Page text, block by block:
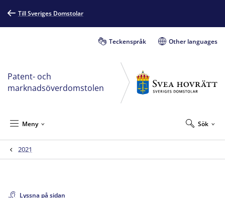
Till Sveriges Domstolar
Teckenspråk Other languages
Patent- och
marknadsöverdomstolen
Sök
Meny
2021
Lyssna på sidan